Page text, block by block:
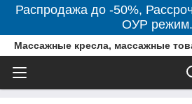
Распродажа до -50%,
ОУР режим.
Массажные кресла, массажные